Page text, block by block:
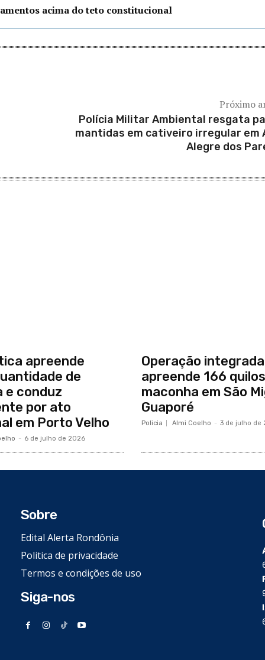
acima do teto constitucional
Próximo
Polícia Militar Ambiental resgata
mantidas em cativeiro irregular em
Alegre dos
apreende
de
e conduz
por ato
em Porto Velho
- 6 de julho de 2026
Operação integrada
apreende 166
maconha em São
Guaporé
Policia Almi Coelho - 3 de julho de
Sobre
Edital Alerta Rondônia
Politica de privacidade
Termos e condições de uso
Siga-nos